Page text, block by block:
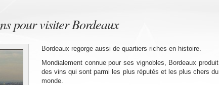
pour visiter Bordeaux
Bordeaux regorge aussi de quartiers riches en histoire.
Mondialement connue pour ses vignobles, Bordeaux produit
des vins qui sont parmi les plus réputés et les plus chers du
monde.